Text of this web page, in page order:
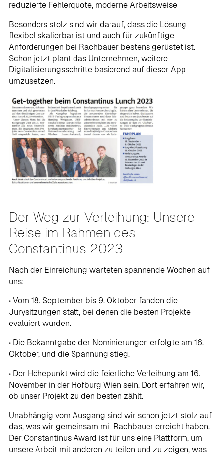
reduzierte Fehlerquote, moderne Arbeitsweise
Besonders stolz sind wir darauf, dass die Lösung
flexibel skalierbar ist und auch für zukünftige
Anforderungen bei Rachbauer bestens gerüstet ist.
Schon jetzt plant das Unternehmen, weitere
Digitalisierungsschritte basierend auf dieser App
umzusetzen.
Der Weg zur Verleihung: Unsere
Reise im Rahmen des
Constantinus 2023
Nach der Einreichung warteten spannende Wochen auf
uns:
• Vom 18. September bis 9. Oktober fanden die
Jurysitzungen statt, bei denen die besten Projekte
evaluiert wurden.
• Die Bekanntgabe der Nominierungen erfolgte am 16.
Oktober, und die Spannung stieg.
• Der Höhepunkt wird die feierliche Verleihung am 16.
November in der Hofburg Wien sein. Dort erfahren wir,
ob unser Projekt zu den besten zählt.
Unabhängig vom Ausgang sind wir schon jetzt stolz auf
das, was wir gemeinsam mit Rachbauer erreicht haben.
Der Constantinus Award ist für uns eine Plattform, um
unsere Arbeit mit anderen zu teilen und zu zeigen, was